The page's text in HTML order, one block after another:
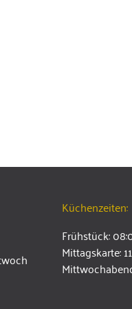
Küchenzeiten:
Frühstück:
Mittagskarte: